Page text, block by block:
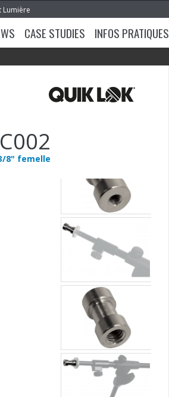
Lumière
CASE STUDIES INFOS PRATIQUES
8" femelle